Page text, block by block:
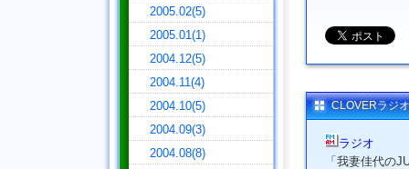
CLOVERラジ
ラジオ
「我妻佳代の
2005.02(5)
2005.01(1)
2004.12(5)
2004.11(4)
2004.10(5)
2004.09(3)
2004.08(8)